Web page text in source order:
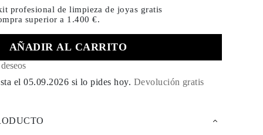
profesional de limpieza de joyas gratis
superior a 1.400 €.
AÑADIR AL CARRITO
el05.09.2026 si lo pides hoy. Devolución gratis